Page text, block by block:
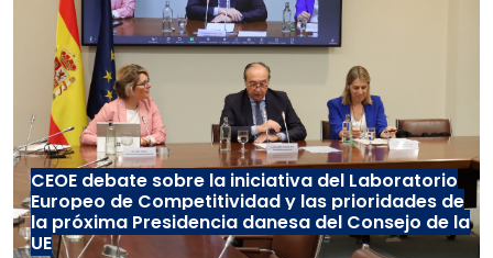
CEOE debate sobre la iniciativa del Laboratorio
Europeo de Competitividad y las prioridades de
la próxima Presidencia danesa del Consejo de la
UE